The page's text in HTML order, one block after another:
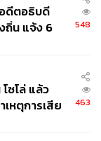
ดีตอธิบดี
ถิ่น แจ้ง 6
548
ซโล่ แล้ว
หตุการเสีย
463